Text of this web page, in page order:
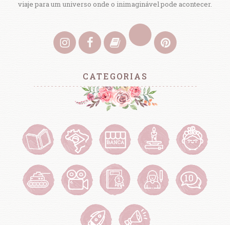
viaje para um universo onde o inimaginável pode acontecer.
CATEGORIAS